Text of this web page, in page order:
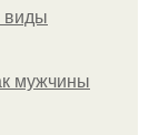
виды
мужчины